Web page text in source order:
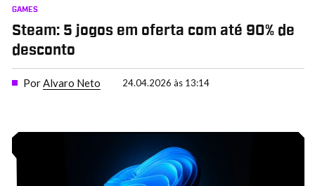
GAMES
Steam: 5 jogos em oferta com até 90% de
desconto
PorAlvaro Neto 24.04.2026 às 13:14